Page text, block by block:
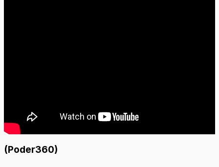
(Poder360)